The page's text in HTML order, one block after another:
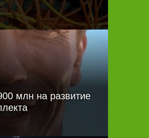
млн на развитие